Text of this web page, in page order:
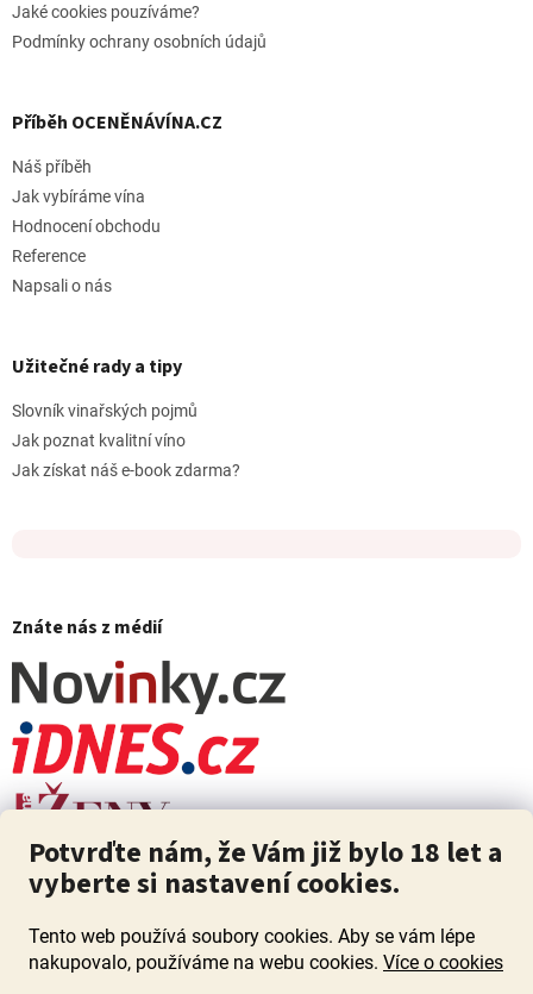
Potvrďte nám, že Vám již bylo 18 let a
vyberte si nastavení cookies.
Tento web používá soubory cookies. Aby se vám lépe
nakupovalo, používáme na webu cookies. Více o cookies
Jaké cookies pouzíváme?
Podmínky ochrany osobních údajů
Příběh OCENĚNÁVÍNA.CZ
Náš příběh
Jak vybíráme vína
Hodnocení obchodu
Reference
Napsali o nás
Užitečné rady a tipy
Slovník vinařských pojmů
Jak poznat kvalitní víno
Jak získat náš e-book zdarma?
Znáte nás z médií